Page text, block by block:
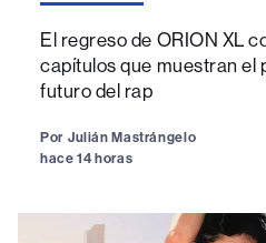
El regreso de ORION XL
capítulos que muestran el
futuro del rap
Por Julián Mastrángelo
hace 14 horas